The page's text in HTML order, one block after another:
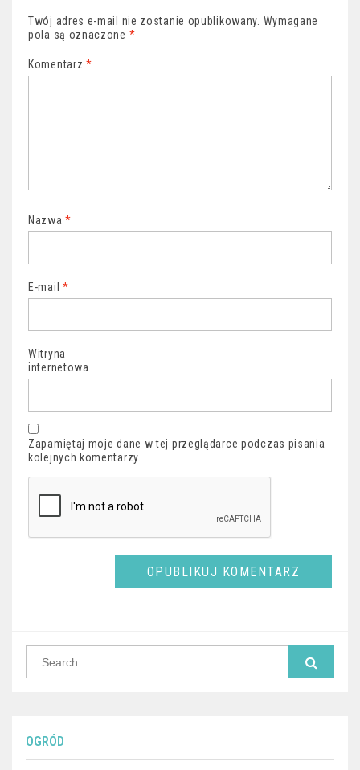
Twój adres e-mail nie zostanie opublikowany. Wymagane
pola są oznaczone *
Komentarz *
Nazwa*
E-mail *
Witryna
internetowa
Zapamiętaj moje dane w tej przeglądarce podczas pisania
kolejnych komentarzy.
OGRÓD